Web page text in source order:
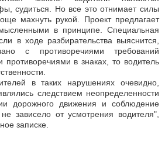
судиться. Но все это отнимает силы
махнуть рукой. Проект предлагает
в принципе. Специальная
в ходе разбирательства выяснится,
с противоречиями требований
противоречиями в знаках, то водитель
в таких нарушениях очевидно,
следствием неопределенности
дорожного движения и соблюдение
зависело от усмотрения водителя",
записке.